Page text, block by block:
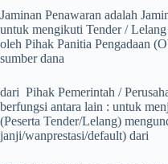
Jaminan Penawaran adalah
untuk mengikuti Tender /
oleh Pihak Panitia Pengadaan
sumber dana
dari Pihak Pemerintah /
berfungsi antara lain : untuk
(Peserta Tender/Lelang)
janji/wanprestasi/default) dari